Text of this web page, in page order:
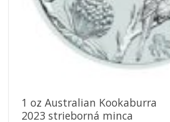
1 oz Australian Kookaburra
2023 strieborná minca